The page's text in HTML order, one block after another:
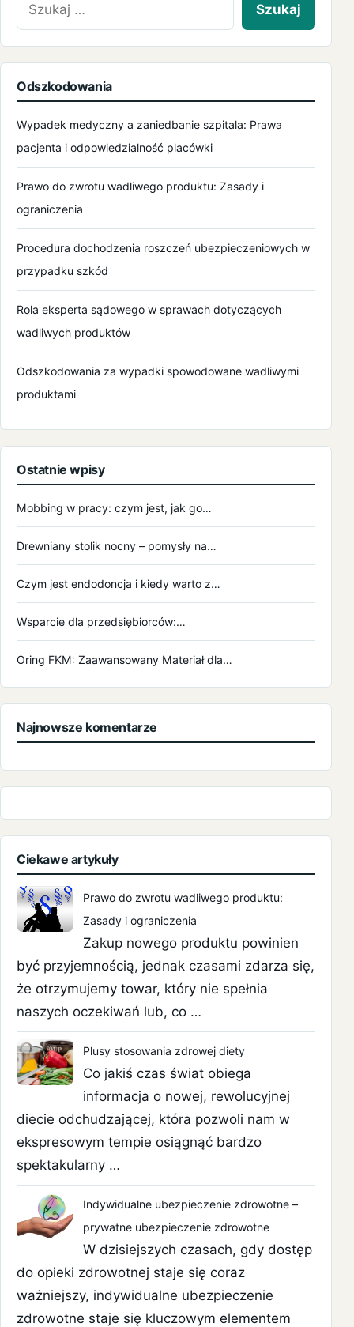
Odszkodowania
Wypadek medyczny a zaniedbanie szpitala: Prawa
pacjenta i odpowiedzialność placówki
Prawo do zwrotu wadliwego produktu: Zasady i
ograniczenia
Procedura dochodzenia roszczeń ubezpieczeniowych w
przypadku szkód
Rola eksperta sądowego w sprawach dotyczących
wadliwych produktów
Odszkodowania za wypadki spowodowane wadliwymi
produktami
Ostatnie wpisy
Mobbing w pracy: czym jest, jak go…
Drewniany stolik nocny – pomysły na…
Czym jest endodoncja i kiedy warto z…
Wsparcie dla przedsiębiorców:…
Oring FKM: Zaawansowany Materiał dla…
Najnowsze komentarze
Ciekawe artykuły
Prawo do zwrotu wadliwego produktu:
Zasady i ograniczenia
Zakup nowego produktu powinien
być przyjemnością, jednak czasami zdarza się,
że otrzymujemy towar, który nie spełnia
naszych oczekiwań lub, co …
Plusy stosowania zdrowej diety
Co jakiś czas świat obiega
informacja o nowej, rewolucyjnej
diecie odchudzającej, która pozwoli nam w
ekspresowym tempie osiągnąć bardzo
spektakularny …
Indywidualne ubezpieczenie zdrowotne –
prywatne ubezpieczenie zdrowotne
W dzisiejszych czasach, gdy dostęp
do opieki zdrowotnej staje się coraz
ważniejszy, indywidualne ubezpieczenie
zdrowotne staje się kluczowym elementem